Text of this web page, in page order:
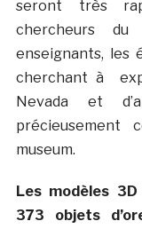
seront très
chercheurs
enseignants, les
cherchant à
Nevada et
précieusement
museum.
Les modèles
373 objets